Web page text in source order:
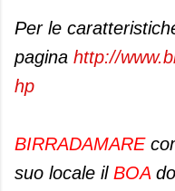
Per le
pagina http://
hp
BIRRADAMARE
suo locale il BOA